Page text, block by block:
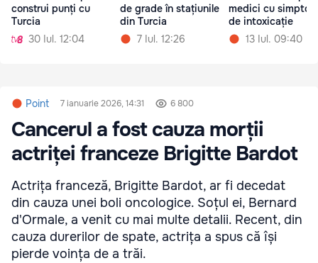
construi punți cu
Turcia
30 Iul. 12:04
de grade în stațiunile
din Turcia
7 Iul. 12:26
medici cu
de intoxicație
13 Iul. 09:40
Point 7 ianuarie 2026, 14:31 6 800
Cancerul a fost cauza morții
actriței franceze Brigitte Bardot
Actrița franceză, Brigitte Bardot, ar fi decedat
din cauza unei boli oncologice. Soțul ei, Bernard
d'Ormale, a venit cu mai multe detalii. Recent, din
cauza durerilor de spate, actrița a spus că își
pierde voința de a trăi.